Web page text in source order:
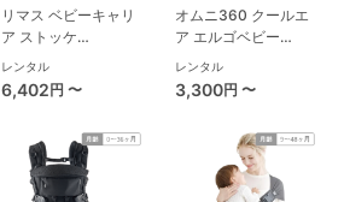
リマス ベビーキャリ
ア ストッケ
(STOKKE)
レンタル
6,402円 〜
オムニ360 クールエ
ア エルゴベビー
(ergobaby) 抱っこ
紐・おんぶ紐
レンタル
3,300円 〜